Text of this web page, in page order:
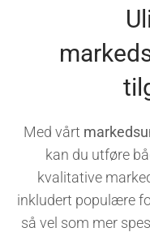
Med vårt
kan du utføre
kvalitative
inkludert populære
så vel som mer